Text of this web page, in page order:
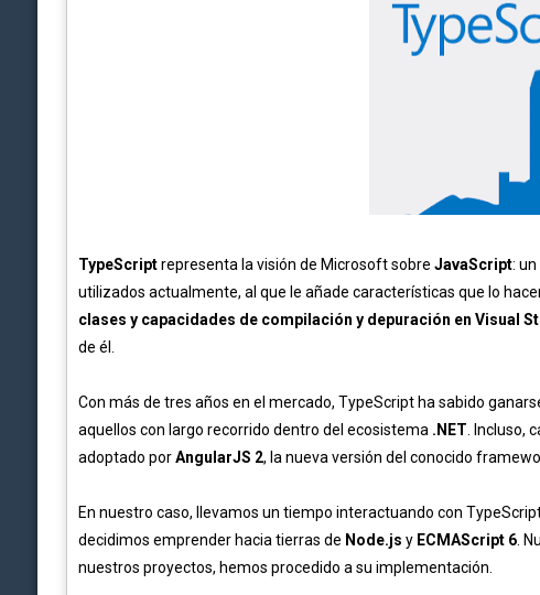
TypeScriptrepresenta la visión de Microsoft sobre JavaScript: un
utilizados actualmente, al que le añade características que lo
clases y capacidades de compilación y depuración en Visual
de él.
Con más de tres años en el mercado, TypeScript ha sabido
aquellos con largo recorrido dentro del ecosistema .NET . Incluso,
adoptado porAngularJS 2, la nueva versión del conocido
En nuestro caso, llevamos un tiempo interactuando con
decidimos emprender hacia tierras de Node.js y ECMAScript 6.
nuestros proyectos, hemos procedido a su implementación.